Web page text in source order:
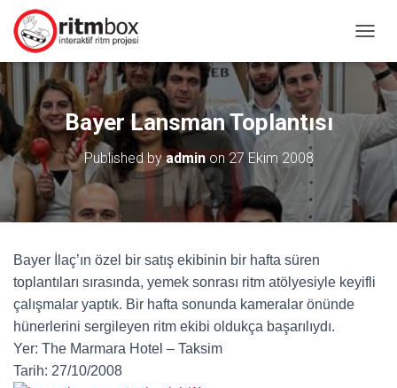
Bayer Lansman Toplantısı
Published byadminon27 Ekim 2008
Bayer İlaç’ın özel bir satış ekibinin bir hafta süren
toplantıları sırasında, yemek sonrası ritm atölyesiyle keyifli
çalışmalar yaptık. Bir hafta sonunda kameralar önünde
hünerlerini sergileyen ritm ekibi oldukça başarılıydı.
Yer: The Marmara Hotel – Taksim
Tarih: 27/10/2008